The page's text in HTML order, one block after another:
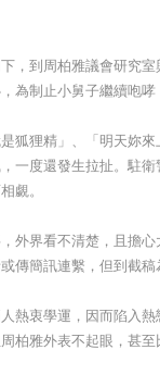
，到周柏雅議會研究
為制止小舅子繼續咆哮
狐狸精」、「明天妳
一度還發生拉扯。駐
覷。
外界看不清楚，且擔
傳簡訊連繫，但到截稿
熱衷學運，因而陷入
柏雅外表不起眼，甚至